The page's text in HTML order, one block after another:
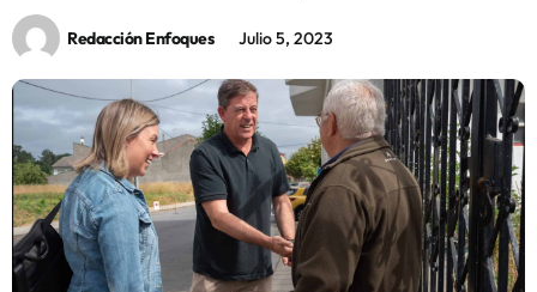
Sostenibilidad
Redacción Enfoques Julio 5, 2023